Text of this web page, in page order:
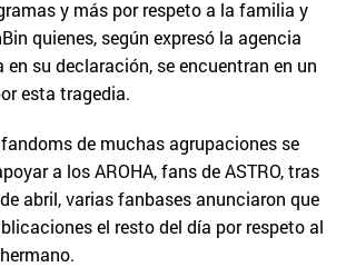
y más por respeto a la familia y
quienes, según expresó la agencia
su declaración, se encuentran en un
esta tragedia.
de muchas agrupaciones se
a los AROHA, fans de ASTRO, tras
abril, varias fanbases anunciaron que
el resto del día por respeto al